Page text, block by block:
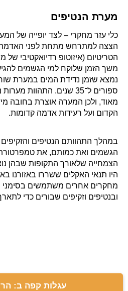
מערת הנטיפים
כלי עזר מחקרי – לצד יופייה של
הצצה למתרחש מתחת לפני האדמה.
הטריטיום (איזוטופ רדיואקטיבי
משך הזמן שלוקח למי הגשמים
נמצא שזמן נדידת המים במערת
ספורים ל־35 שנים. התהוות
מאוד, ולכן המערה אוצרת בחובה
הקדום ועל רעידות אדמה קדומות.
במהלך התהוותם הנטיפים
הגשמים ואת כמותם, את
הצמחייה שלאורך התקופות שבהן
היו תנאי האקלים ששררו באזורנו
מחקרים אחרים משתמשים
ובנטיפים וזקיפים שבורים כדי
עגלות קפה ב: